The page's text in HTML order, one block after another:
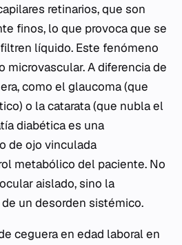
retinarios, que son
finos, lo que provoca que se
líquido. Este fenómeno
microvascular. A diferencia de
como el glaucoma (que
o la catarata (que nubla el
diabética es una
de ojo vinculada
metabólico del paciente. No
aislado, sino la
un desorden sistémico.
ceguera en edad laboral en